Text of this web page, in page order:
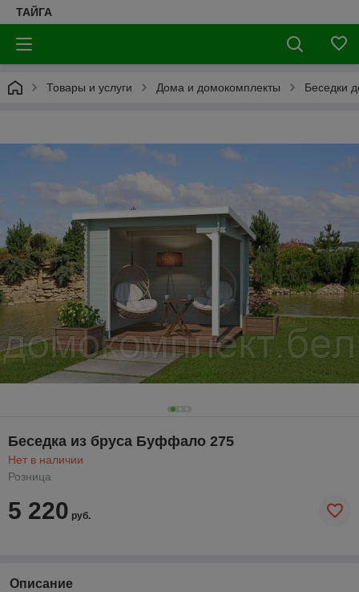
ТАЙГА
Товары и услуги Дома и домокомплекты Беседки
Беседка из бруса Буффало 275
Нет в наличии
Розница
5 220 руб.
Описание